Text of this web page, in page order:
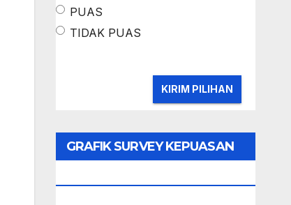
PUAS
TIDAK PUAS
GRAFIK SURVEY KEPUASAN